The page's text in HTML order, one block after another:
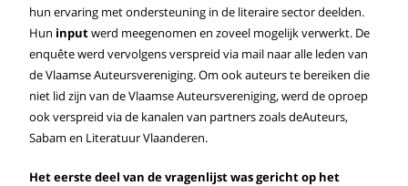
hun ervaring met ondersteuning in de literaire sector deelden.
Hun inputwerd meegenomen en zoveel mogelijk verwerkt. De
enquête werd vervolgens verspreid via mail naar alle leden van
de Vlaamse Auteursvereniging. Om ook auteurs te bereiken die
niet lid zijn van de Vlaamse Auteursvereniging, werd de oproep
ook verspreid via de kanalen van partners zoals deAuteurs,
Sabam en Literatuur Vlaanderen.
Het eerste deel van de vragenlijst was gericht op het